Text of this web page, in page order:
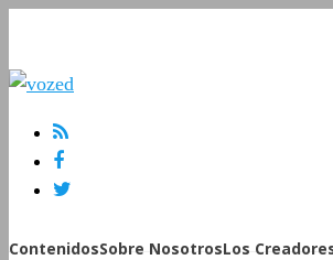
ContenidosSobre NosotrosLos